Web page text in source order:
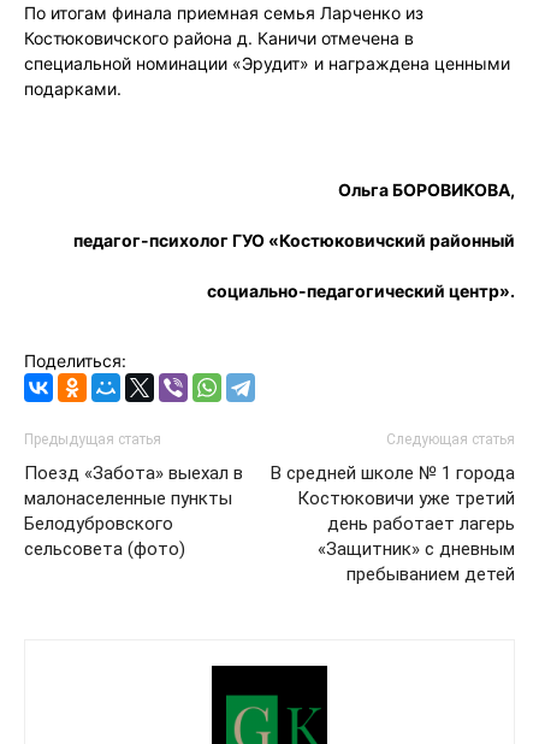
По итогам финала приемная семья Ларченко из
Костюковичского района д. Каничи отмечена в
специальной номинации «Эрудит» и награждена ценными
подарками.
Ольга БОРОВИКОВА,
педагог-психолог ГУО «Костюковичский районный
социально-педагогический центр».
Поделиться:
Предыдущая статья
Поезд «Забота» выехал в
малонаселенные пункты
Белодубровского
сельсовета (фото)
Следующая статья
В средней школе № 1 города
Костюковичи уже третий
день работает лагерь
«Защитник» с дневным
пребыванием детей